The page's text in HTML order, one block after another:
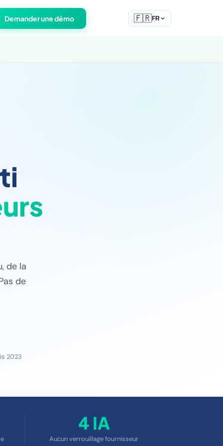
Demander une démo 🇫🇷FR
de la
de
2023
4 IA
Aucun verrouillage fournisseur